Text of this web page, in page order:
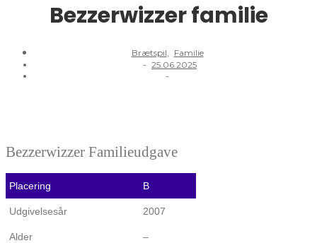
Bezzerwizzer familie
Brætspil, Familie
- 25.06.2025
-
Bezzerwizzer Familieudgave
Placering B
Udgivelsesår 2007
Alder –